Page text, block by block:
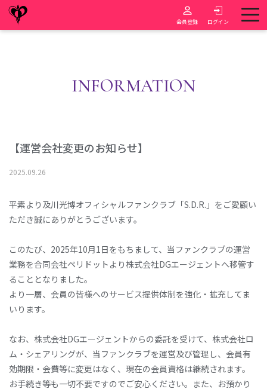
会員登録 ログイン
INFORMATION
【運営会社変更のお知らせ】
2025.09.26
平素より及川光博オフィシャルファンクラブ「S.D.R.」をご愛顧い
ただき誠にありがとうございます。
このたび、2025年10月1日をもちまして、当ファンクラブの運営
業務を合同会社ペリドットより株式会社DGエージェントへ移管す
ることとなりました。
より一層、会員の皆様へのサービス提供体制を強化・拡充してま
いります。
なお、株式会社DGエージェントからの委託を受けて、株式会社ロ
ム・シェアリングが、当ファンクラブを運営及び管理し、会員有
効期限・会費等に変更はなく、現在の会員資格は継続されます。
お手続き等も一切不要ですのでご安心ください。また、お預かり